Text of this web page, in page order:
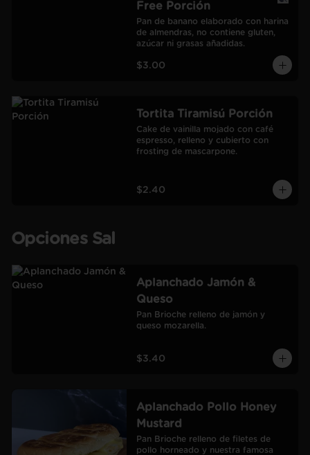
Free Porción
Pan de banano elaborado con harina
de almendras, no contiene gluten,
azúcar ni grasas añadidas.
$3.00
Tortita Tiramisú Porción
Cake de vainilla mojado con café
espresso, relleno y cubierto con
frosting de mascarpone.
$2.40
Opciones Sal
Aplanchado Jamón &
Queso
Pan Brioche relleno de jamón y
queso mozarella.
$3.40
Aplanchado Pollo Honey
Mustard
Pan Brioche relleno de filetes de
pollo horneado y nuestra famosa